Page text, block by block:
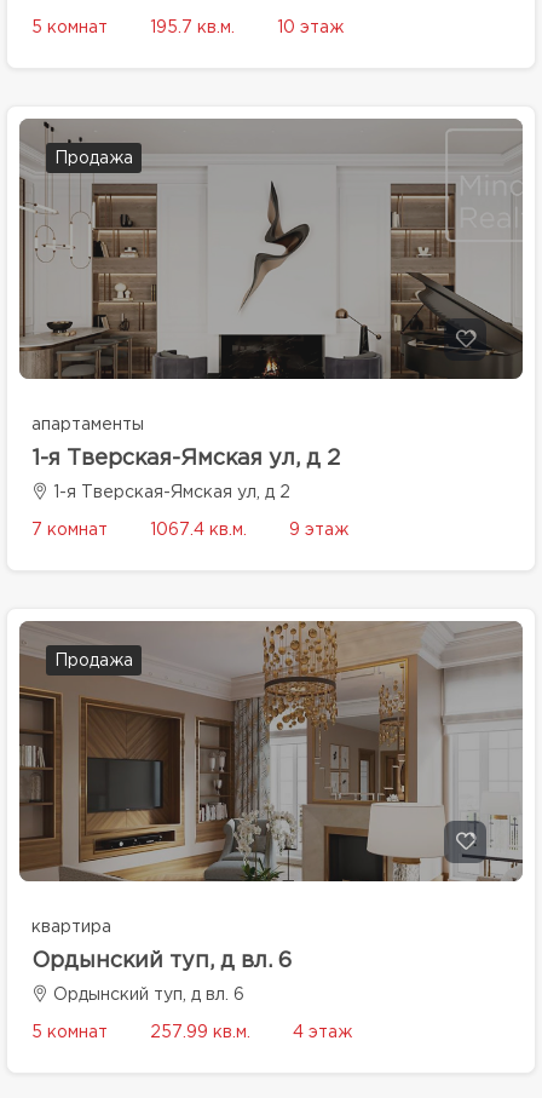
5 комнат 195.7 кв.м. 10 этаж
Продажа
апартаменты
1-я Тверская-Ямская ул, д 2
1-я Тверская-Ямская ул, д 2
7 комнат 1067.4 кв.м. 9 этаж
Продажа
квартира
Ордынский туп, д вл. 6
Ордынский туп, д вл. 6
5 комнат 257.99 кв.м. 4 этаж